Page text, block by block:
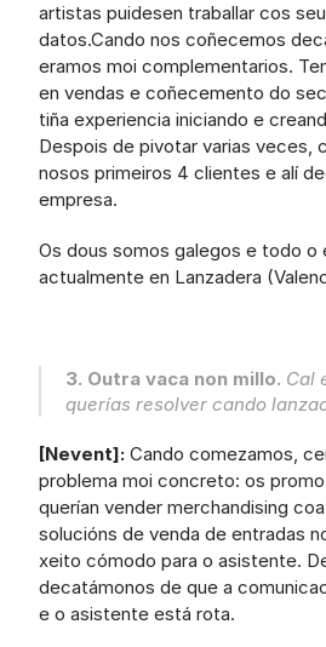
artistas puidesen traballar cos
datos.Cando nos coñecemos
eramos moi complementarios.
en vendas e coñecemento do
tiña experiencia iniciando e
Despois de pivotar varias veces,
nosos primeiros 4 clientes e alí
empresa.
Os dous somos galegos e todo o
actualmente en Lanzadera
3. Outra vaca non millo. Cal
querías resolver cando
[Nevent]: Cando comezamos,
problema moi concreto: os
querían vender merchandising
solucións de venda de entradas
xeito cómodo para o asistente.
decatámonos de que a
e o asistente está rota.